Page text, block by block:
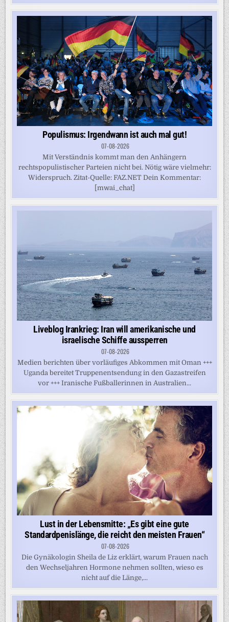
Populismus: Irgendwann ist auch mal gut!
07-08-2026
Mit Verständnis kommt man den Anhängern
rechtspopulistischer Parteien nicht bei. Nötig wäre vielmehr:
Widerspruch. Zitat-Quelle: FAZ.NET Dein Kommentar:
[mwai_chat]
Liveblog Irankrieg: Iran will amerikanische und
israelische Schiffe aussperren
07-08-2026
Medien berichten über vorläufiges Abkommen mit Oman +++
Uganda bereitet Truppenentsendung in den Gazastreifen
vor +++ Iranische Fußballerinnen in Australien...
Lust in der Lebensmitte: „Es gibt eine gute
Standardpenislänge, die reicht den meisten Frauen“
07-08-2026
Die Gynäkologin Sheila de Liz erklärt, warum Frauen nach
den Wechseljahren Hormone nehmen sollten, wieso es
nicht auf die Länge,...